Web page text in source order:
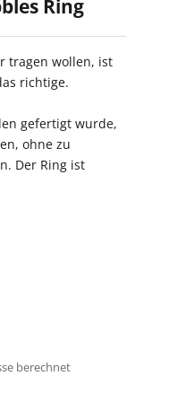
Ring
tragen wollen, ist
richtige.
gefertigt wurde,
ohne zu
Der Ring ist
berechnet